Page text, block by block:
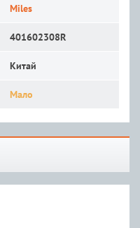
Miles
401602308R
Китай
Мало